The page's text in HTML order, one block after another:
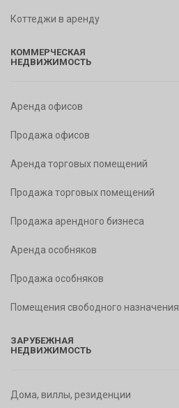
Коттеджи в аренду
КОММЕРЧЕСКАЯ
НЕДВИЖИМОСТЬ
Аренда офисов
Продажа офисов
Аренда торговых помещений
Продажа торговых помещений
Продажа арендного бизнеса
Аренда особняков
Продажа особняков
Помещения свободного назначения
ЗАРУБЕЖНАЯ
НЕДВИЖИМОСТЬ
Дома, виллы, резиденции